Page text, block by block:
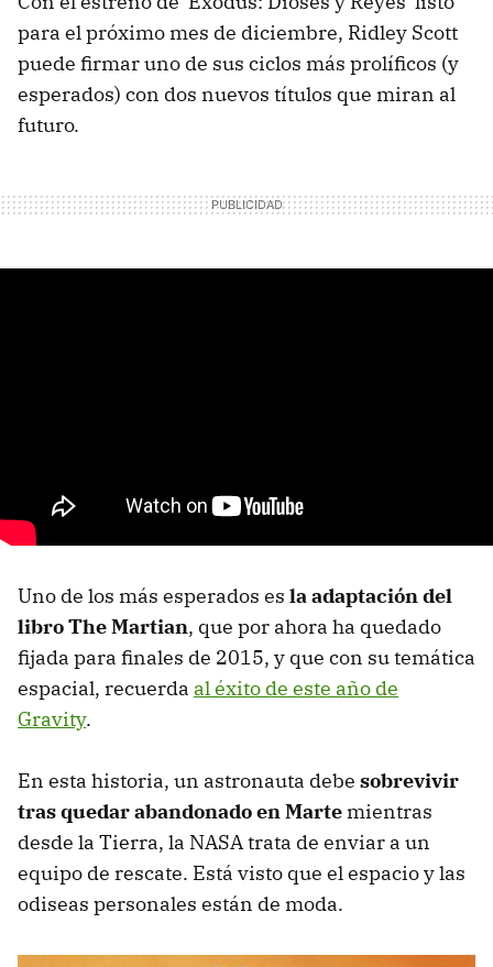
para el próximo mes de diciembre, Ridley Scott
puede firmar uno de sus ciclos más prolíficos (y
esperados) con dos nuevos títulos que miran al
futuro.
Uno de los más esperados es la adaptación del
libro The Martian, que por ahora ha quedado
fijada para finales de 2015, y que con su temática
espacial, recuerda al éxito de este año de
Gravity.
En esta historia, un astronauta debe sobrevivir
tras quedar abandonado en Marte mientras
desde la Tierra, la NASA trata de enviar a un
equipo de rescate. Está visto que el espacio y las
odiseas personales están de moda.